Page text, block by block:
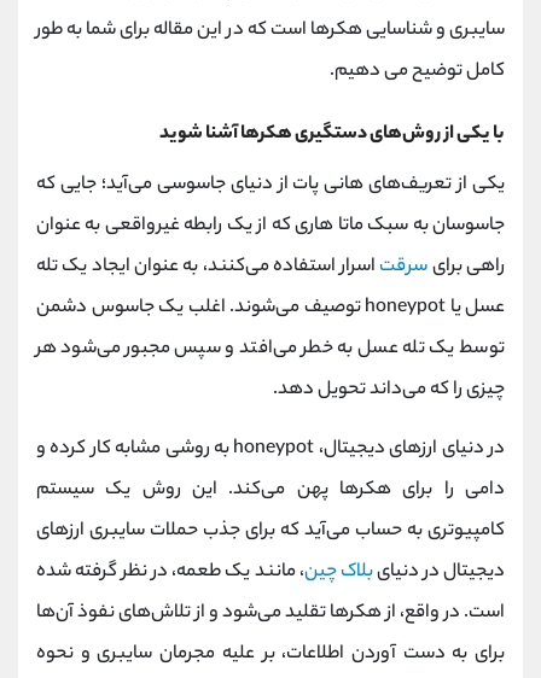
سایبری و شناسایی هکرها است که در این مقاله برای شما به طور
کامل توضیح می دهیم.
با یکی از روش‌های دستگیری هکرها آشنا شوید
یکی از تعریف‌های هانی پات از دنیای جاسوسی می‌آید؛ جایی که
جاسوسان به سبک ماتا هاری که از یک رابطه غیرواقعی به عنوان
راهی برایسرقت اسرار استفاده می‌کنند، به عنوان ایجاد یک تله
عسل یا honeypot توصیف می‌شوند. اغلب یک جاسوس دشمن
توسط یک تله عسل به خطر می‌افتد و سپس مجبور می‌شود هر
چیزی را که می‌داند تحویل دهد.
در دنیای ارزهای دیجیتال، honeypot به روشی مشابه کار کرده و
دامی را برای هکرها پهن می‌کند. این روش یک سیستم
کامپیوتری به حساب می‌آید که برای جذب حملات سایبری ارزهای
دیجیتال در دنیایبلاک چین، مانند یک طعمه، در نظر گرفته شده
است. در واقع، از هکرها تقلید می‌شود و از تلاش‌های نفوذ آن‌ها
برای به دست آوردن اطلاعات، بر علیه مجرمان سایبری و نحوه